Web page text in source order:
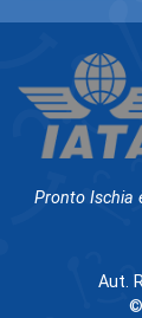
Pronto Ischia
Aut.
©